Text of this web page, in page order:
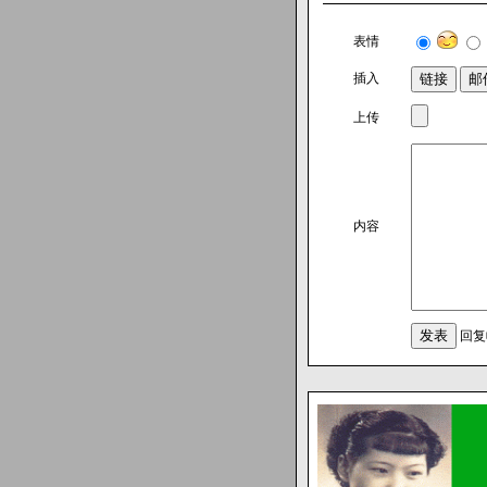
表情
插入
上传
内容
回